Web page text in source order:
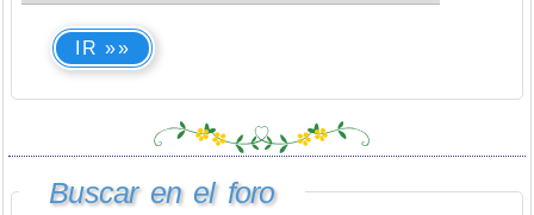
IR »»
Buscar en el foro